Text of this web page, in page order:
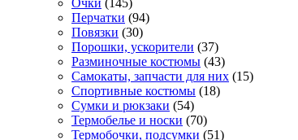
Очки (145)
Перчатки (94)
Повязки (30)
Порошки, ускорители (37)
Разминочные костюмы (43)
Самокаты, запчасти для них (15)
Спортивные костюмы (18)
Сумки и рюкзаки (54)
Термобелье и носки (70)
Термобочки, подсумки (51)